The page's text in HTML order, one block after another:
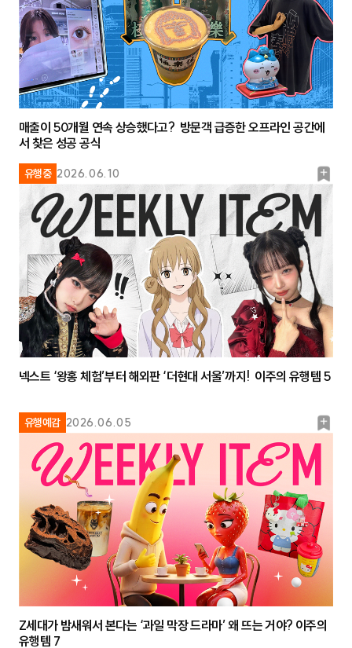
유행중 2026.06.10
북
마
크
매출이 50개월 연속 상승했다고? 방문객 급증한 오프라인 공간에
서 찾은 성공 공식
유행예감 2026.06.05
북
마
넥스트 ‘왕홍 체험’부터 해외판 ‘더현대 서울’까지! 이주의 유행템 5
Z세대가 밤새워서 본다는 ‘과일 막장 드라마’ 왜 뜨는 거야? 이주의
유행템 7